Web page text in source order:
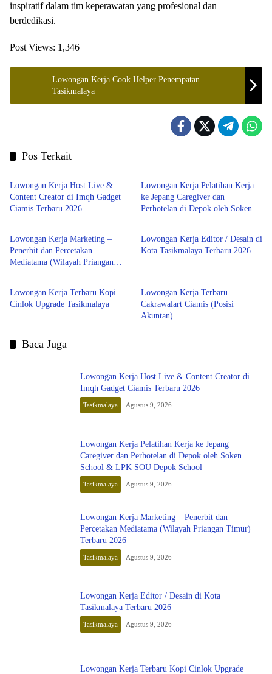
inspiratif dalam tim keperawatan yang profesional dan
berdedikasi.
Post Views: 1,346
Lowongan Kerja Cook Helper Penempatan
Tasikmalaya
Pos Terkait
Tasikmalaya
Lowongan Kerja Host Live &
Content Creator di Imqh Gadget
Ciamis Terbaru 2026
Lowongan Kerja Pelatihan Kerja
ke Jepang Caregiver dan
Perhotelan di Depok oleh Soken
Tasikmalaya
Lowongan Kerja Marketing –
Penerbit dan Percetakan
Mediatama (Wilayah Priangan
Tasikmalaya
Lowongan Kerja Editor / Desain di
Kota Tasikmalaya Terbaru 2026
LOWONGAN KERJA
Lowongan Kerja Terbaru Kopi
Cinlok Upgrade Tasikmalaya
Lowongan Kerja Terbaru
Cakrawalart Ciamis (Posisi
Akuntan)
Baca Juga
Lowongan Kerja Host Live & Content Creator di
Imqh Gadget Ciamis Terbaru 2026
Tasikmalaya Agustus 9, 2026
Lowongan Kerja Pelatihan Kerja ke Jepang
Caregiver dan Perhotelan di Depok oleh Soken
School & LPK SOU Depok School
Tasikmalaya Agustus 9, 2026
Lowongan Kerja Marketing – Penerbit dan
Percetakan Mediatama (Wilayah Priangan Timur)
Terbaru 2026
Tasikmalaya Agustus 9, 2026
Lowongan Kerja Editor / Desain di Kota
Tasikmalaya Terbaru 2026
Tasikmalaya Agustus 9, 2026
Lowongan Kerja Terbaru Kopi Cinlok Upgrade